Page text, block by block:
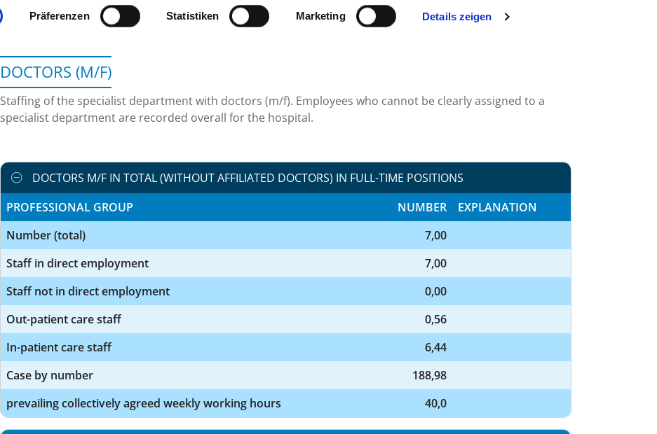
Präferenzen Statistiken Marketing Details zeigen
DOCTORS (M/F)
Staffing of the specialist department with doctors (m/f). Employees who cannot be clearly assigned to a
specialist department are recorded overall for the hospital.
DOCTORS M/F IN TOTAL (WITHOUT AFFILIATED DOCTORS) IN FULL-TIME POSITIONS
PROFESSIONAL GROUP
NUMBER
EXPLANATION
Number (total)
7,00
Staff in direct employment
7,00
Staff not in direct employment
0,00
Out-patient care staff
0,56
In-patient care staff
6,44
Case by number
188,98
prevailing collectively agreed weekly working hours
40,0